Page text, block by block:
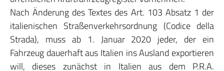
Nach Änderung des Textes des Art. 103 Absatz 1 der
italienischen Straßenverkehrsordnung (Codice della
Strada), muss ab 1. Januar 2020 jeder, der ein
Fahrzeug dauerhaft aus Italien ins Ausland exportieren
will, dieses zunächst in Italien aus dem P.R.A.